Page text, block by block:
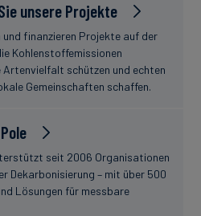
unsere Projekte
und finanzieren Projekte auf der
Kohlenstoffemissionen
Artenvielfalt schützen und echten
Gemeinschaften schaffen.
seit 2006 Organisationen
Dekarbonisierung – mit über 500
Lösungen für messbare